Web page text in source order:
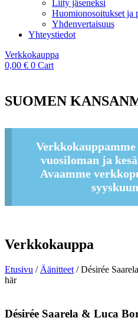
Liity jäseneksi
Huomionosoitukset ja
Yhdenvertaisuus
Yhteystiedot
Verkkokauppa
0,00 € 0 Cart
SUOMEN
vuosiloman ja
Avaamme
Verkkokauppa
Etusivu / Äänitteet / Désirée
här
Désirée Saarela & Luca